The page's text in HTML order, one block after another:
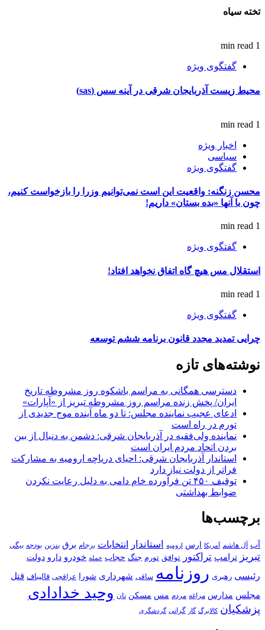
تخته سیاه
1 min read
گفتگوی ویژه
محیط زیست آذربایجان شرقی در آینه سس (sas)
1 min read
اخبار ویژه
سیاسی
گفتگوی ویژه
محسن زنگنه: واقعیت این است نمی‌توانیم وزرا را بازخواست کنیم،
چون با آنها «بده بستان» داریم!
1 min read
گفتگوی ویژه
استقلال مس هیچ گاه اتفاق نخواهد افتاد!
1 min read
گفتگوی ویژه
چرایی تمدید مجدد قانون برنامه ششم توسعه
نوشته‌های تازه
دسترسی همگانی به مراسم باشکوه روز مشروطه تاریخ
ایران/ پخش زنده مراسم روز مشروطه تبریز از «آپارات»
ادعای عجیب نماینده مجلس: تا دو ماه آینده موج جدیدی از
تورم در راه است
نماینده ولی‌فقیه در آذربایجان شرقی: دشمن به دنبال از بین
بردن اتحاد مردم ایران است
استاندار آذربایجان شرقی: احیای دریاچه ارومیه به مشارکت
فراتر از دولت نیاز دارد
توقیف ۴۵۰ تن فرآورده خام دامی به دلیل رعایت نکردن
ضوابط بهداشتی
برچسب‌ها
آب آل هاشم آمریکا ارس ارومیه استاندار انتخابات برجام برق بنزین بودجه بیگی
تبریز ترامپ تراکتور توافق تورم جنگ حجاب حمله خودرو دارو دولت
رئیسی رهبری روزنامه ساقی شهرداری شورا عراقچی قالیباف قتل
مجلس مدارس مراغه مردم مس مسکن نان وحید خدادادی
پزشکیان کالابرگ گاز گرانی گردشگری